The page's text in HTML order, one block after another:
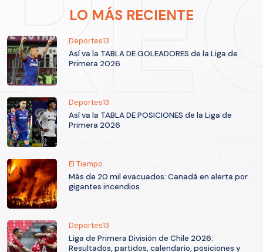
LO MÁS RECIENTE
Deportes13
Así va la TABLA DE GOLEADORES de la Liga de
Primera 2026
Deportes13
Así va la TABLA DE POSICIONES de la Liga de
Primera 2026
El Tiempo
Más de 20 mil evacuados: Canadá en alerta por
gigantes incendios
Deportes13
Liga de Primera División de Chile 2026:
Resultados, partidos, calendario, posiciones y